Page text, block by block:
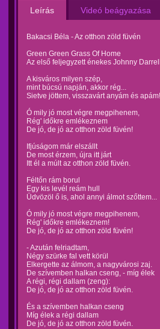
Leírás Videó beágyazása
Bakacsi Béla - Az otthon zöld füvén
Green Green Grass Of Home
Az első feljegyzett énekes Johnny
A kisváros milyen szép,
mint búcsú napján, akkor rég...
Sietve jöttem, visszavárt anyám és apám!
Ó mily jó most végre megpihenem,
Rég' időkre emlékeznem
De jó, de jó az otthon zöld füvén!
Ifjúságom már elszállt
De most érzem, újra itt járt
Itt él a múlt az otthon zöld füvén.
Féltőn rám borul
Egy kis levél reám hull
Üdvözöl ő is, ahol annyi álmot szőttem...
Ó mily jó most végre megpihenem,
Rég' időkre emlékeznem!
De jó, de jó az otthon zöld füvén!
- Azután felriadtam,
Négy szürke fal vett körül
Elkergette az álmom, a nagyvárosi zaj.
De szívemben halkan cseng, - míg élek
A régi, régi dallam (zeng):
De jó, de jó az otthon zöld füvén.
És a szívemben halkan cseng
Míg élek a régi dallam
De jó, de jó az otthon zöld füvén.